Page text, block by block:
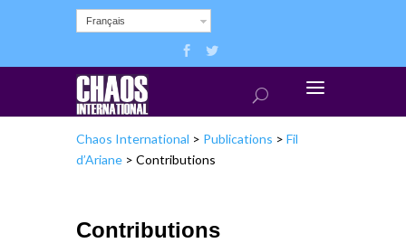
Français
Chaos International > Publications > Fil
d’Ariane > Contributions
Contributions